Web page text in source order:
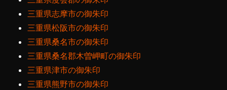
三重県志摩市の御朱印
三重県松阪市の御朱印
三重県桑名市の御朱印
三重県桑名郡木曽岬町の御朱印
三重県津市の御朱印
三重県熊野市の御朱印